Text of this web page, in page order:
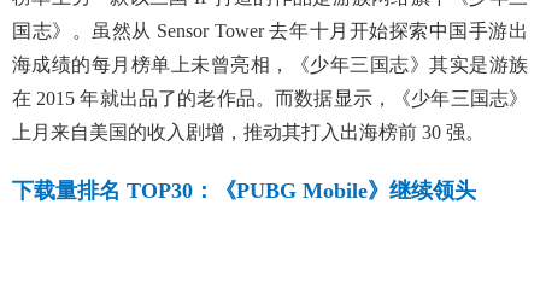
国志》。虽然从 Sensor Tower 去年十月开始探索中国手游出
海成绩的每月榜单上未曾亮相，《少年三国志》其实是游族
在 2015 年就出品了的老作品。而数据显示，《少年三国志》
上月来自美国的收入剧增，推动其打入出海榜前 30 强。
下载量排名 TOP30：《PUBG Mobile》继续领头